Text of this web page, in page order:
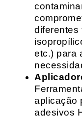
diferentes
etc.) para
aplicação
adesivos